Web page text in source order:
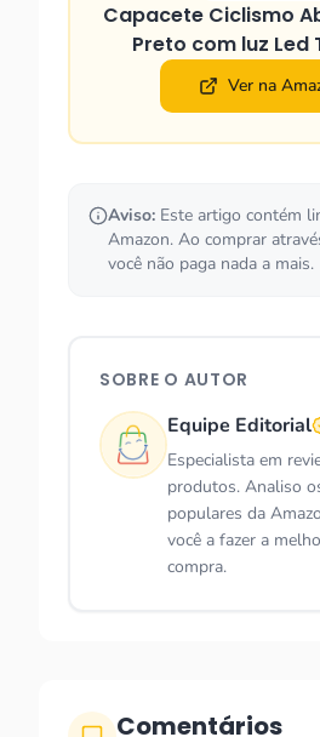
Capacete Ciclismo
Preto com luz Led
Ver na
Aviso: Este artigo contém
Amazon. Ao comprar
você não paga nada a mais.
SOBRE O AUTOR
Equipe Editorial
Especialista em
produtos. Analiso
populares da
você a fazer a
compra.
Comentários